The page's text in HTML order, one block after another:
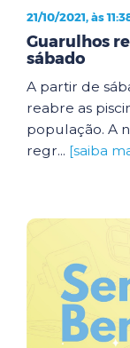
21/10/2021, às
Guarulhos
sábado
A partir de
reabre as
população. A
regr... [saiba